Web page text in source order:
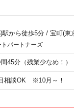
駅から徒歩5分/ 宝町(東
パートナーズ
45分（残業少なめ！）
相談OK ※10月～！